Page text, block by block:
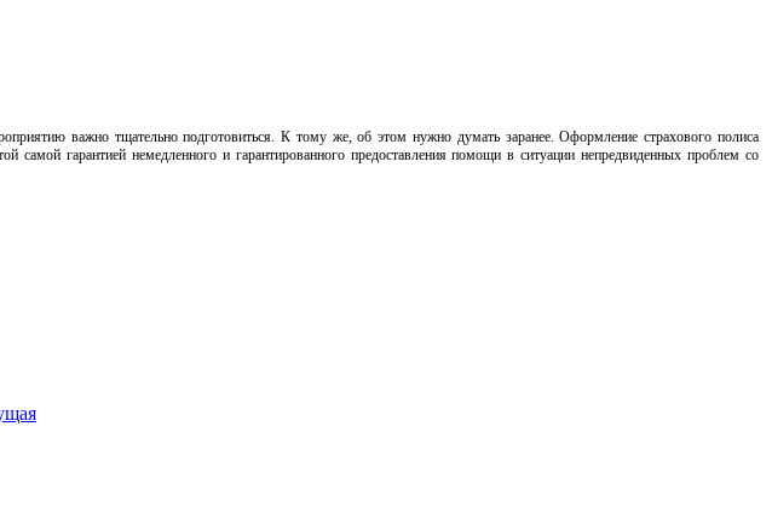
важно тщательно подготовиться. К тому же, об этом нужно думать заранее. Оформление страхового полиса
самой гарантией немедленного и гарантированного предоставления помощи в ситуации непредвиденных проблем со